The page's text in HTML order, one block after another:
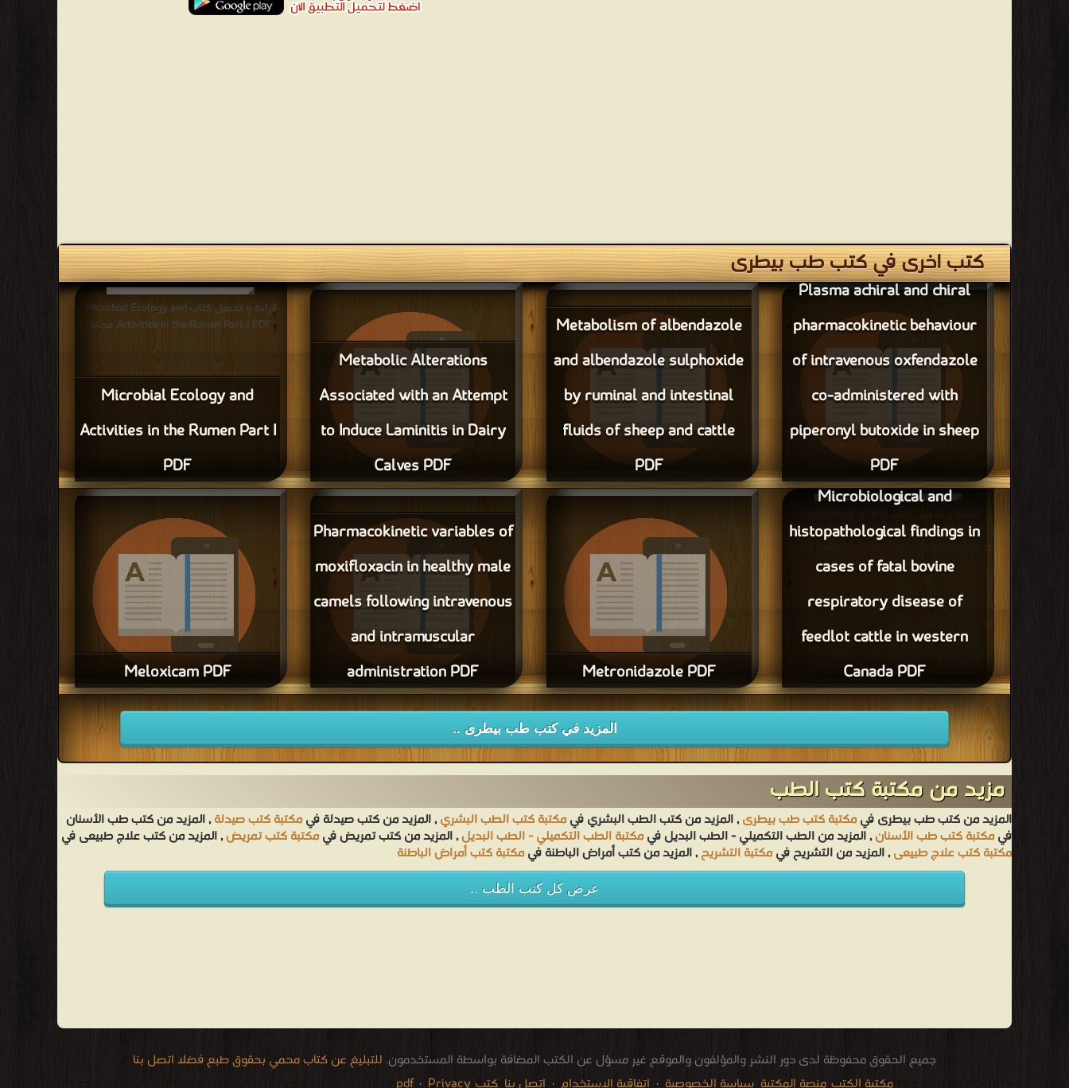
كتب اخرى في كتب طب بيطرى
Microbial Ecology and
Activities in the Rumen Part I
PDF
قراءة و تحميل كتاب Microbial Ecology and
Activities in the Rumen Part I PDF مجانا
Metabolic Alterations
Associated with an Attempt
to Induce Laminitis in Dairy
Calves PDF
قراءة و تحميل كتاب Metabolic Alterations
Associated with an Attempt to Induce
Laminitis in Dairy Calves PDF مجانا
Metabolism of albendazole
and albendazole sulphoxide
by ruminal and intestinal
fluids of sheep and cattle
PDF
قراءة و تحميل كتاب Metabolism of
albendazole and albendazole sulphoxide by
ruminal and intestinal fluids of sheep and
cattle PDF مجانا
Plasma achiral and chiral
pharmacokinetic behaviour
of intravenous oxfendazole
co-administered with
piperonyl butoxide in sheep
PDF
قراءة و تحميل كتاب Plasma achiral and chiral
oxfendazole co-administered with piperonyl
Meloxicam PDF
قراءة و تحميل كتاب Meloxicam PDF مجانا
Pharmacokinetic variables of
moxifloxacin in healthy male
camels following intravenous
and intramuscular
administration PDF
قراءة و تحميل كتاب Pharmacokinetic variables
of moxifloxacin in healthy male camels
following intravenous and intramuscular
administration PDF مجانا
Metronidazole PDF
قراءة و تحميل كتاب Metronidazole PDF مجانا
Microbiological and
histopathological findings in
cases of fatal bovine
respiratory disease of
feedlot cattle in western
Canada PDF
histopathological findings in cases of fatal
bovine respiratory disease of feedlot cattle in
western Canada PDF مجانا
المزيد في كتب طب بيطرى ..
مزيد من مكتبة كتب الطب
المزيد من كتب طب بيطرى فيمكتبة كتب طب بيطرى, المزيد من كتب الطب البشري فيمكتبة كتب الطب البشري, المزيد من كتب صيدلة فيمكتبة كتب صيدلة, المزيد من كتب طب الأسنان
فيمكتبة كتب طب الأسنان, المزيد من الطب التكميلي - الطب البديل فيمكتبة الطب التكميلي - الطب البديل, المزيد من كتب تمريض فيمكتبة كتب تمريض, المزيد من كتب علاج طبيعى في
مكتبة كتب علاج طبيعى, المزيد من التشريح فيمكتبة التشريح, المزيد من كتب أمراض الباطنة فيمكتبة كتب أمراض الباطنة
عرض كل كتب الطب ..
جميع الحقوق محفوظة لدى دور النشر والمؤلفون والموقع غير مسؤل عن الكتب المضافة بواسطة المستخدمون. للتبليغ عن كتاب محمي بحقوق طبع فضلا اتصل بنا